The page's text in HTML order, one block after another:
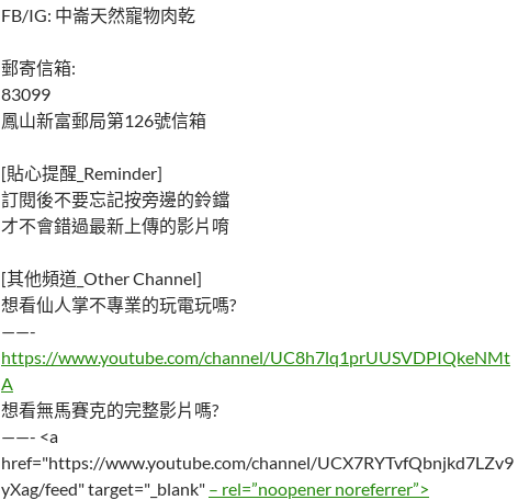
FB/IG: 中崙天然寵物肉乾
郵寄信箱:
83099
鳳山新富郵局第126號信箱
[貼心提醒_Reminder]
訂閱後不要忘記按旁邊的鈴鐺
才不會錯過最新上傳的影片唷
[其他頻道_Other Channel]
想看仙人掌不專業的玩電玩嗎?
——-
https://www.youtube.com/channel/UC8h7lq1prUUSVDPIQkeNMt
A
想看無馬賽克的完整影片嗎?
——- <a
href="https://www.youtube.com/channel/UCX7RYTvfQbnjkd7LZv9
yXag/feed" target="_blank" – rel=”noopener noreferrer”>